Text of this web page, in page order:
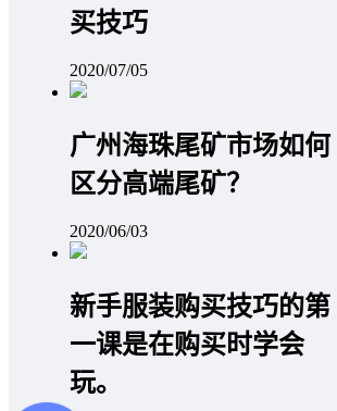
买技巧
2020/07/05
广州海珠尾矿市场如何
区分高端尾矿？
2020/06/03
新手服装购买技巧的第
一课是在购买时学会
玩。